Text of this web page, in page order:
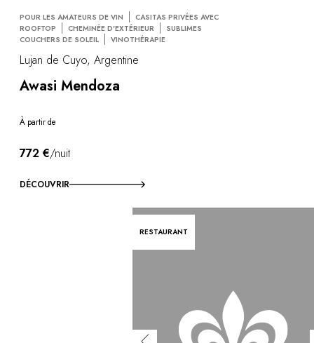
POUR LES AMATEURS DE VIN
CASITAS PRIVÉES AVEC
ROOFTOP
CHEMINÉE D'EXTÉRIEUR
SUBLIMES
COUCHERS DE SOLEIL
VINOTHÉRAPIE
Lujan de Cuyo, Argentine
Awasi Mendoza
À partir de
772 €/nuit
DÉCOUVRIR
RESTAURANT